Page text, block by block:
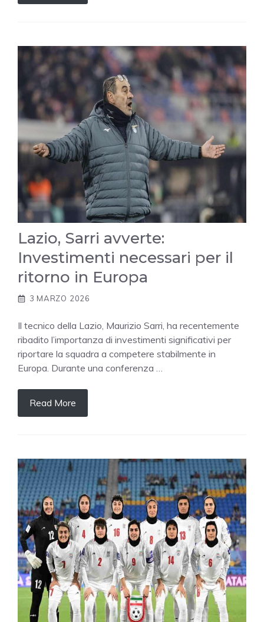
Lazio, Sarri avverte:
Investimenti necessari per il
ritorno in Europa
3 MARZO 2026
Il tecnico della Lazio, Maurizio Sarri, ha recentemente
ribadito l’importanza di investimenti significativi per
riportare la squadra a competere stabilmente in
Europa. Durante una conferenza …
Read More